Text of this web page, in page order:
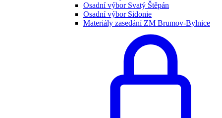
Osadní výbor Svatý Štěpán
Osadní výbor Sidonie
Materiály zasedání ZM Brumov-Bylnice